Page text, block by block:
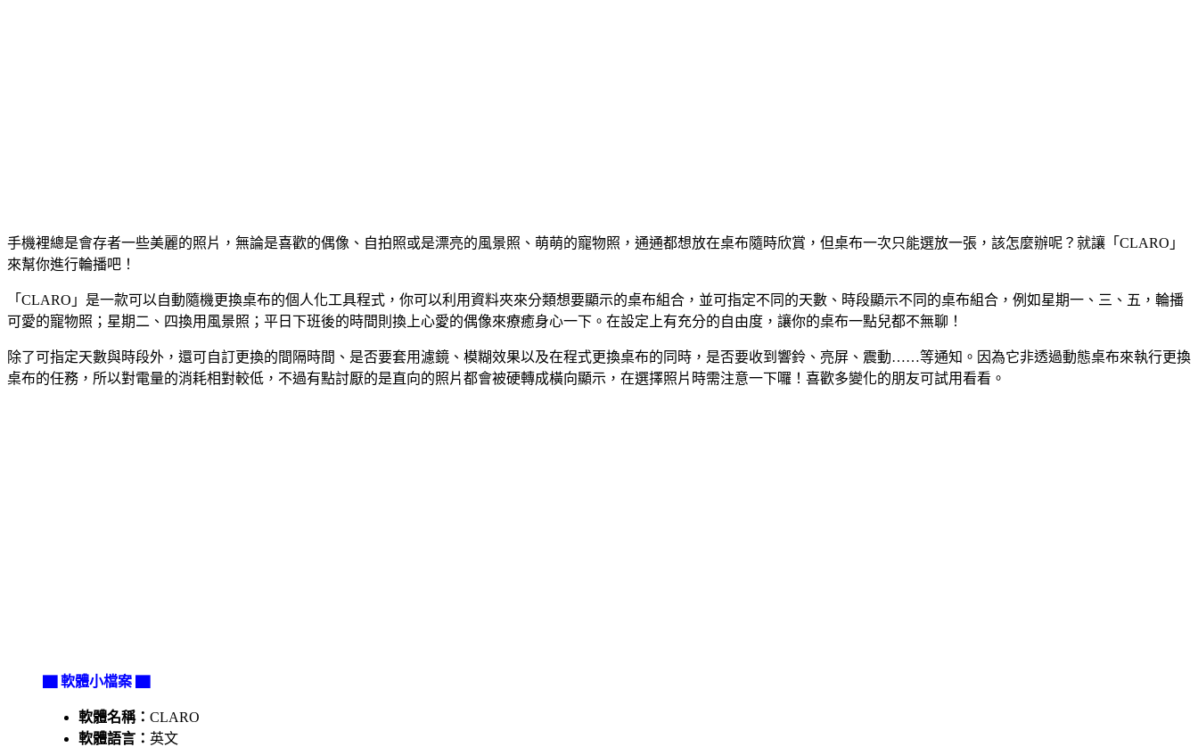
手機裡總是會存者一些美麗的照片，無論是喜歡的偶像、自拍照或是漂亮的風景照、萌萌的寵物照，通通都想放在桌布隨時欣賞，但桌布一次只能選放一張，該怎麼辦呢？就讓「CLARO」
來幫你進行輪播吧！
「CLARO」是一款可以自動隨機更換桌布的個人化工具程式，你可以利用資料夾來分類想要顯示的桌布組合，並可指定不同的天數、時段顯示不同的桌布組合，例如星期一、三、五，輪播
可愛的寵物照；星期二、四換用風景照；平日下班後的時間則換上心愛的偶像來療癒身心一下。在設定上有充分的自由度，讓你的桌布一點兒都不無聊！
除了可指定天數與時段外，還可自訂更換的間隔時間、是否要套用濾鏡、模糊效果以及在程式更換桌布的同時，是否要收到響鈴、亮屏、震動……等通知。因為它非透過動態桌布來執行更換
桌布的任務，所以對電量的消耗相對較低，不過有點討厭的是直向的照片都會被硬轉成橫向顯示，在選擇照片時需注意一下囉！喜歡多變化的朋友可試用看看。
▇ 軟體小檔案 ▇
軟體名稱： CLARO
軟體語言： 英文